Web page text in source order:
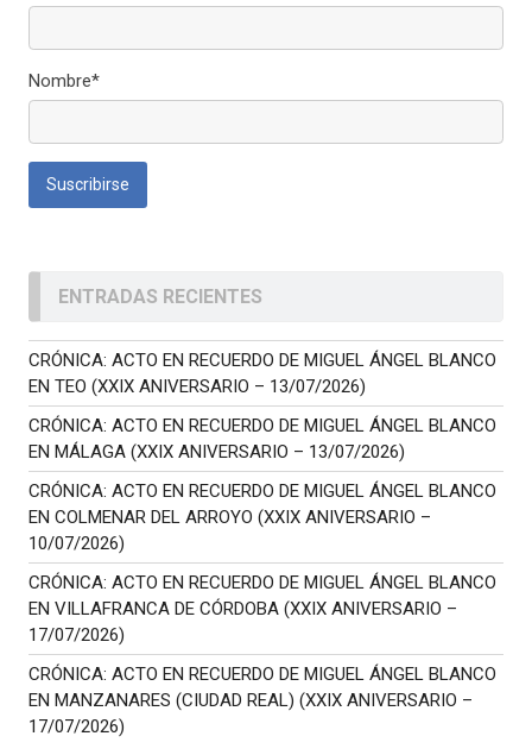
Nombre*
ENTRADAS RECIENTES
CRÓNICA: ACTO EN RECUERDO DE MIGUEL ÁNGEL BLANCO
EN TEO (XXIX ANIVERSARIO – 13/07/2026)
CRÓNICA: ACTO EN RECUERDO DE MIGUEL ÁNGEL BLANCO
EN MÁLAGA (XXIX ANIVERSARIO – 13/07/2026)
CRÓNICA: ACTO EN RECUERDO DE MIGUEL ÁNGEL BLANCO
EN COLMENAR DEL ARROYO (XXIX ANIVERSARIO –
10/07/2026)
CRÓNICA: ACTO EN RECUERDO DE MIGUEL ÁNGEL BLANCO
EN VILLAFRANCA DE CÓRDOBA (XXIX ANIVERSARIO –
17/07/2026)
CRÓNICA: ACTO EN RECUERDO DE MIGUEL ÁNGEL BLANCO
EN MANZANARES (CIUDAD REAL) (XXIX ANIVERSARIO –
17/07/2026)